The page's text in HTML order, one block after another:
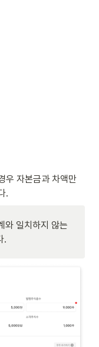
우 자본금과 차액만
.
와 일치하지 않는
.